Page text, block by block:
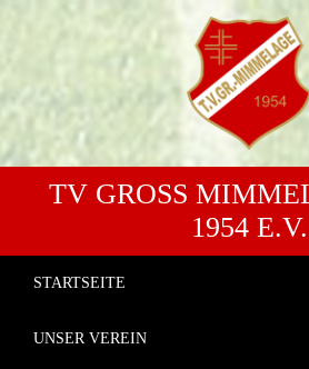
TV GROSS
954 E.V.
STARTSEITE
UNSER VEREIN